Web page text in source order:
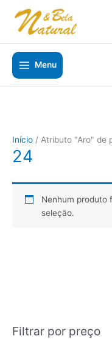
para
conteúdo
Menu
Filtrar por preço
Início / Atributo "Aro" de
24
Nenhum produto
seleção.